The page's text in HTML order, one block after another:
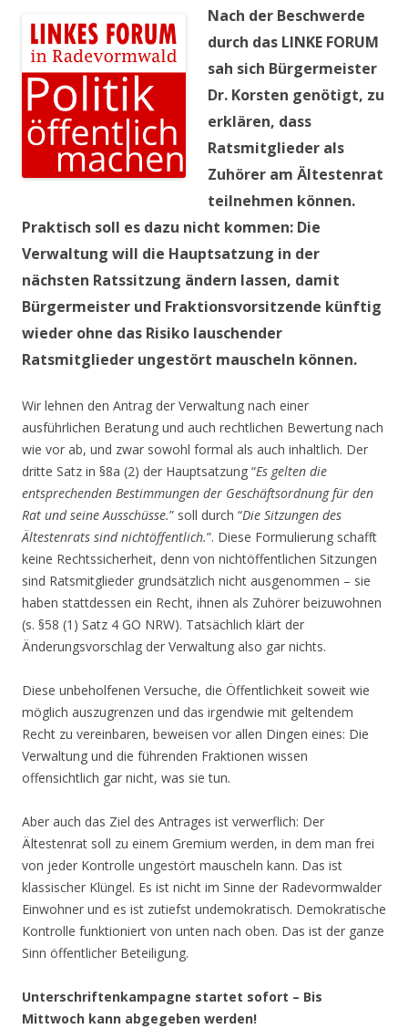
Nach der Beschwerde
durch das LINKE FORUM
sah sich Bürgermeister
Dr. Korsten genötigt, zu
erklären, dass
Ratsmitglieder als
Zuhörer am Ältestenrat
teilnehmen können.
Praktisch soll es dazu nicht kommen: Die
Verwaltung will die Hauptsatzung in der
nächsten Ratssitzung ändern lassen, damit
Bürgermeister und Fraktionsvorsitzende künftig
wieder ohne das Risiko lauschender
Ratsmitglieder ungestört mauscheln können.
Wir lehnen den Antrag der Verwaltung nach einer
ausführlichen Beratung und auch rechtlichen Bewertung nach
wie vor ab, und zwar sowohl formal als auch inhaltlich. Der
dritte Satz in §8a (2) der Hauptsatzung “Es gelten die
entsprechenden Bestimmungen der Geschäftsordnung für den
Rat und seine Ausschüsse.” soll durch “Die Sitzungen des
Ältestenrats sind nichtöffentlich.”. Diese Formulierung schafft
keine Rechtssicherheit, denn von nichtöffentlichen Sitzungen
sind Ratsmitglieder grundsätzlich nicht ausgenommen – sie
haben stattdessen ein Recht, ihnen als Zuhörer beizuwohnen
(s. §58 (1) Satz 4 GO NRW). Tatsächlich klärt der
Änderungsvorschlag der Verwaltung also gar nichts.
Diese unbeholfenen Versuche, die Öffentlichkeit soweit wie
möglich auszugrenzen und das irgendwie mit geltendem
Recht zu vereinbaren, beweisen vor allen Dingen eines: Die
Verwaltung und die führenden Fraktionen wissen
offensichtlich gar nicht, was sie tun.
Aber auch das Ziel des Antrages ist verwerflich: Der
Ältestenrat soll zu einem Gremium werden, in dem man frei
von jeder Kontrolle ungestört mauscheln kann. Das ist
klassischer Klüngel. Es ist nicht im Sinne der Radevormwalder
Einwohner und es ist zutiefst undemokratisch. Demokratische
Kontrolle funktioniert von unten nach oben. Das ist der ganze
Sinn öffentlicher Beteiligung.
Unterschriftenkampagne startet sofort – Bis
Mittwoch kann abgegeben werden!